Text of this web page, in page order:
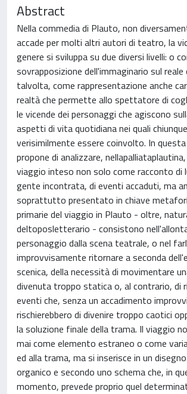
Abstract
Nella commedia di Plauto, non
accade per molti altri autori di teatro, la
genere si sviluppa su due diversi livelli: o
sovrapposizione dell'immaginario sul reale
talvolta, come rappresentazione anche
realtà che permette allo spettatore di
le vicende dei personaggi che agiscono
aspetti di vita quotidiana nei quali
verisimilmente essere coinvolto. In
propone di analizzare,
viaggio inteso non solo come racconto di
gente incontrata, di eventi accaduti, ma
soprattutto presentato in chiave
primarie del viaggio in Plauto - oltre,
deltoposletterario - consistono
personaggio dalla scena teatrale, o nel
improvvisamente ritornare a seconda
scenica, della necessità di movimentare
divenuta troppo statica o, al contrario, di
eventi che, senza un accadimento
rischierebbero di divenire troppo caotici
la soluzione finale della trama. Il viaggio
mai come elemento estraneo o come
ed alla trama, ma si inserisce in un
organico e secondo uno schema che, in
momento, prevede proprio quel